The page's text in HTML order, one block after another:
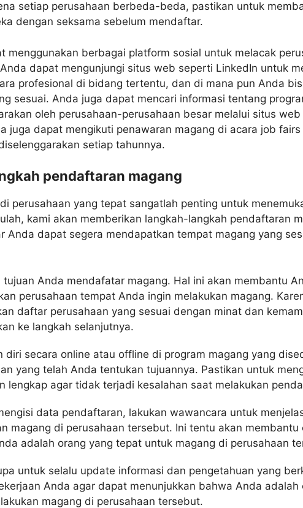
setiap perusahaan berbeda-beda, pastikan untuk
dengan seksama sebelum mendaftar.
menggunakan berbagai platform sosial untuk melacak
dapat mengunjungi situs web seperti LinkedIn untuk
profesional di bidang tertentu, dan di mana pun Anda
sesuai. Anda juga dapat mencari informasi tentang
oleh perusahaan-perusahaan besar melalui situs
juga dapat mengikuti penawaran magang di acara job
setiap tahunnya.
pendaftaran magang
perusahaan yang tepat sangatlah penting untuk
kami akan memberikan langkah-langkah pendaftaran
Anda dapat segera mendapatkan tempat magang yang
tujuan Anda mendafatar magang. Hal ini akan membantu
perusahaan tempat Anda ingin melakukan magang.
daftar perusahaan yang sesuai dengan minat dan
ke langkah selanjutnya.
diri secara online atau offline di program magang yang
yang telah Anda tentukan tujuannya. Pastikan untuk
lengkap agar tidak terjadi kesalahan saat melakukan
data pendaftaran, lakukan wawancara untuk
magang di perusahaan tersebut. Ini tentu akan membantu
adalah orang yang tepat untuk magang di perusahaan
untuk selalu update informasi dan pengetahuan yang
Anda agar dapat menunjukkan bahwa Anda adalah
magang di perusahaan tersebut.